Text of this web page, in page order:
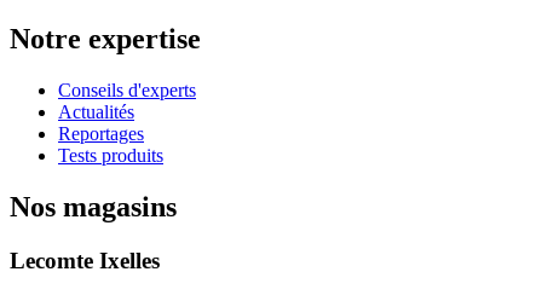
Notre expertise
Conseils d'experts
Actualités
Reportages
Tests produits
Nos magasins
Lecomte Ixelles